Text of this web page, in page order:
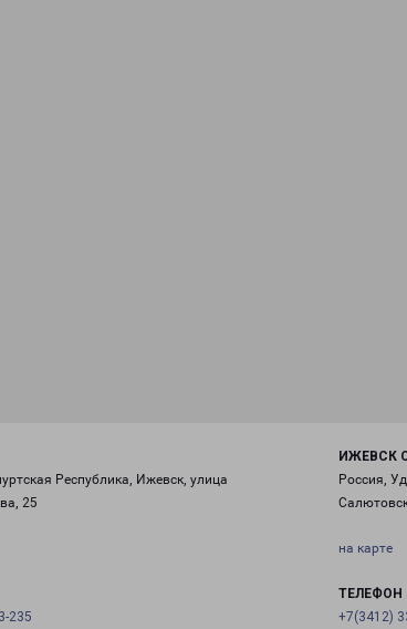
Республика, Ижевск, улица
25
235
ИЖЕВСК
Россия,
на карте
ТЕЛЕФОН
+7(3412)